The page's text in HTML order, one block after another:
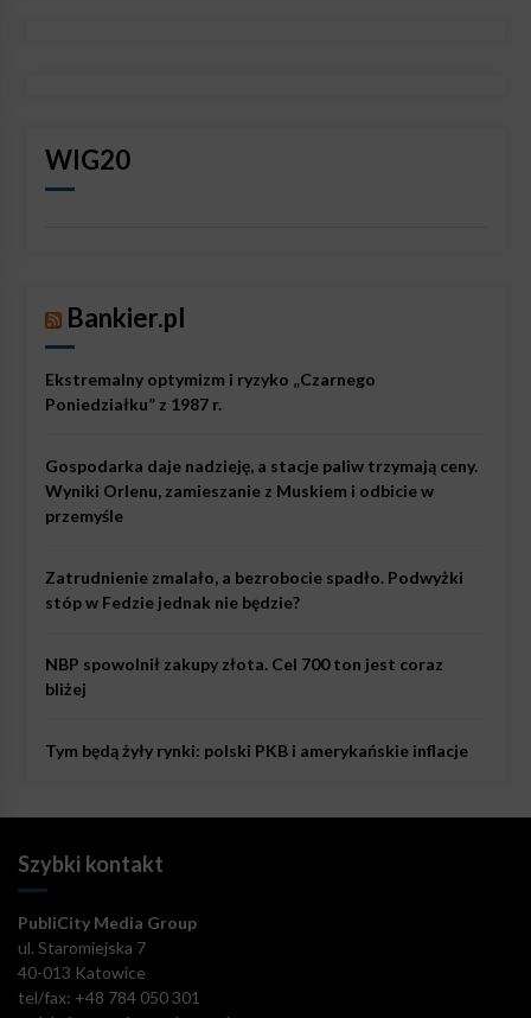
WIG20
Bankier.pl
Ekstremalny optymizm i ryzyko „Czarnego
Poniedziałku” z 1987 r.
Gospodarka daje nadzieję, a stacje paliw trzymają ceny.
Wyniki Orlenu, zamieszanie z Muskiem i odbicie w
przemyśle
Zatrudnienie zmalało, a bezrobocie spadło. Podwyżki
stóp w Fedzie jednak nie będzie?
NBP spowolnił zakupy złota. Cel 700 ton jest coraz
bliżej
Tym będą żyły rynki: polski PKB i amerykańskie inflacje
Szybki kontakt
PubliCity Media Group
ul. Staromiejska 7
40-013 Katowice
tel/fax: +48 784 050 301